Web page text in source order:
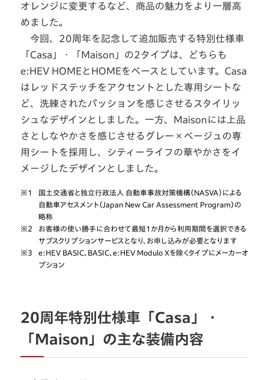
オレンジに変更するなど、商品の魅力をより一層高
めました。
今回、20周年を記念して追加販売する特別仕様車
「Casa」・「Maison」の2タイプは、どちらも
e:HEV HOMEとHOMEをベースとしています。Casa
はレッドステッチをアクセントとした専用シートな
ど、洗練されたパッションを感じさせるスタイリッ
シュなデザインとしました。一方、Maisonには上品
さとしなやかさを感じさせるグレー×ベージュの専
用シートを採用し、シティーライフの華やかさをイ
メージしたデザインとしました。
※1
国土交通省と独立行政法人 自動車事故対策機構（NASVA）による
自動車アセスメント（Japan New Car Assessment Program）の
略称
※2
お客様の使い勝手に合わせて最短1か月から利用期間を選択できる
サブスクリプションサービスとなり、お申し込みが必要となります
※3
e:HEV BASIC、BASIC、e:HEV Modulo Xを除くタイプにメーカーオ
プション
20周年特別仕様車「Casa」・
「Maison」の主な装備内容